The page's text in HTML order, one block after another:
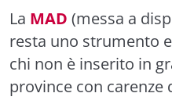
La MAD (messa a
resta uno strumento
chi non è inserito in
province con carenze